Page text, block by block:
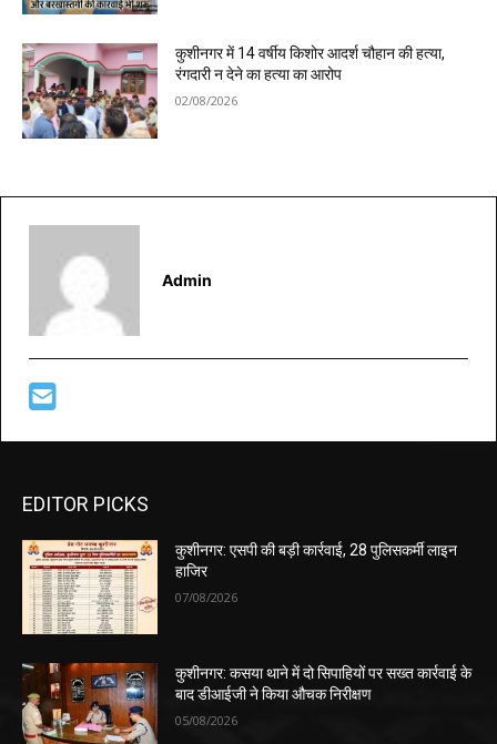
कुशीनगर में 14 वर्षीय किशोर आदर्श चौहान की हत्या,
रंगदारी न देने का हत्या का आरोप
02/08/2026
Admin
EDITOR PICKS
कुशीनगर: एसपी की बड़ी कार्रवाई, 28 पुलिसकर्मी लाइन
हाजिर
07/08/2026
कुशीनगर: कसया थाने में दो सिपाहियों पर सख्त कार्रवाई के
बाद डीआईजी ने किया औचक निरीक्षण
05/08/2026